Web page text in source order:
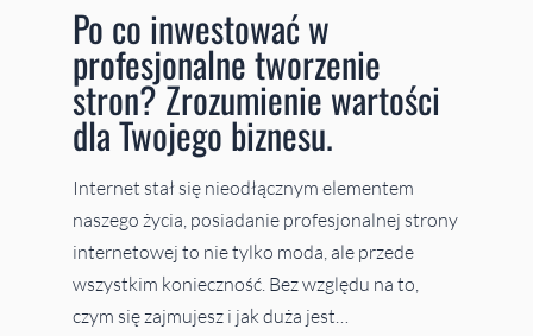
Po co inwestować w
profesjonalne tworzenie
stron? Zrozumienie wartości
dla Twojego biznesu.
Internet stał się nieodłącznym elementem
naszego życia, posiadanie profesjonalnej strony
internetowej to nie tylko moda, ale przede
wszystkim konieczność. Bez względu na to,
czym się zajmujesz i jak duża jest…